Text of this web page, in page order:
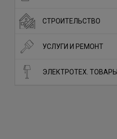
СТРОИТЕЛЬСТВО
УСЛУГИ И РЕМОНТ
ЭЛЕКТРОТЕХ. ТОВАРЫ